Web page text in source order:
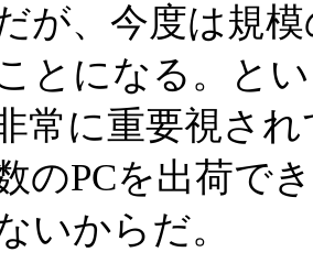
が、今度は規
とになる。と
常に重要視さ
のPCを出荷で
いからだ。